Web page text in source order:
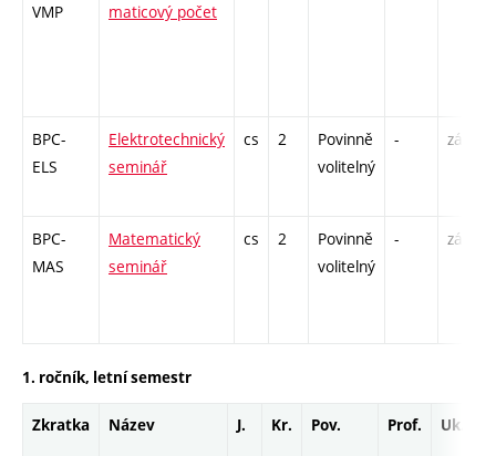
VMP
maticový počet
BPC-
ELS
Elektrotechnický
seminář
cs 2
Povinně
volitelný
- zá
BPC-
MAS
Matematický
seminář
cs 2
Povinně
volitelný
- zá
1. ročník, letní semestr
Zkratka Název J. Kr. Pov. Prof. Uk.